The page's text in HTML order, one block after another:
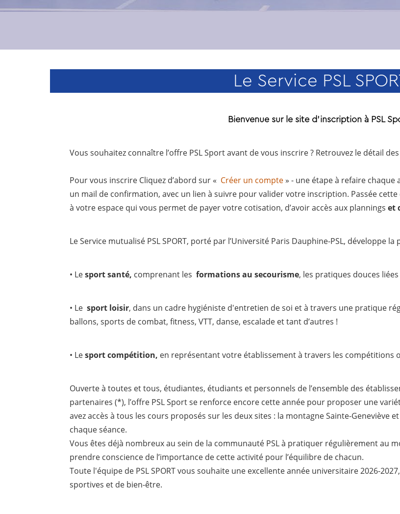
Le Service PSL
Bienvenue sur le site d'inscription à PSL
Vous souhaitez connaître l’offre PSL Sport avant de vous inscrire ? Retrouvez le détail
Pour vous inscrire Cliquez d’abord sur « Créer un compte» - une étape à refaire
un mail de confirmation, avec un lien à suivre pour valider votre inscription. Passée
à votre espace qui vous permet de payer votre cotisation, d’avoir accès aux plannings et
Le Service mutualisé PSL SPORT, porté par l’Université Paris Dauphine-PSL, développe
• Lesport santé, comprenant les formations au secourisme, les pratiques douces liées
• Le sport loisir, dans un cadre hygiéniste d'entretien de soi et à travers une pratique
ballons, sports de combat, fitness, VTT, danse, escalade et tant d’autres !
• Lesport compétition, en représentant votre établissement à travers les compétitions
Ouverte à toutes et tous, étudiantes, étudiants et personnels de l’ensemble des
partenaires (*), l’offre PSL Sport se renforce encore cette année pour proposer une
avez accès à tous les cours proposés sur les deux sites : la montagne Sainte-Geneviève
chaque séance.
Vous êtes déjà nombreux au sein de la communauté PSL à pratiquer régulièrement au
prendre conscience de l’importance de cette activité pour l’équilibre de chacun.
Toute l'équipe de PSL SPORT vous souhaite une excellente année universitaire 2026-
sportives et de bien-être.